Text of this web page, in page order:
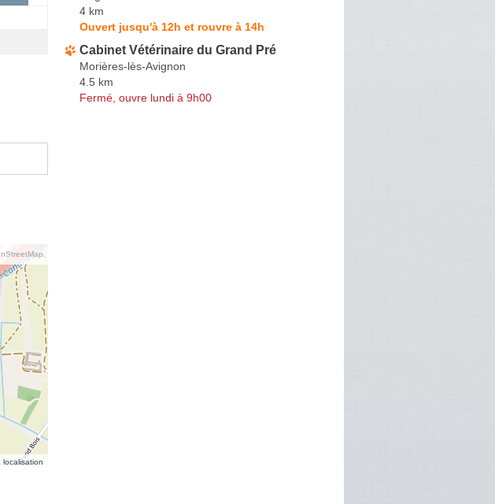
localisation
4 km
Ouvert jusqu'à 12h et rouvre à 14h
Cabinet Vétérinaire du Grand Pré
Morières-lès-Avignon
4.5 km
Fermé, ouvre lundi à 9h00